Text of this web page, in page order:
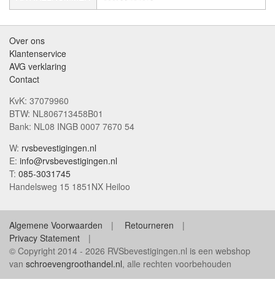
Over ons
Klantenservice
AVG verklaring
Contact
KvK: 37079960
BTW: NL806713458B01
Bank: NL08 INGB 0007 7670 54
W: rvsbevestigingen.nl
E: info@rvsbevestigingen.nl
T: 085-3031745
Handelsweg 15 1851NX Heiloo
Algemene Voorwaarden
Retourneren
Privacy Statement
© Copyright 2014 - 2026 RVSbevestigingen.nl is een webshop
van schroevengroothandel.nl, alle rechten voorbehouden